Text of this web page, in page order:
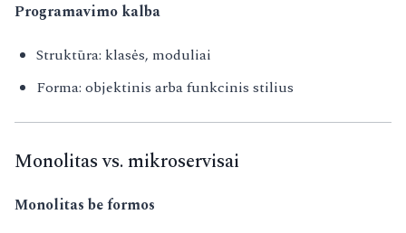
Programavimo kalba
Struktūra: klasės, moduliai
Forma: objektinis arba funkcinis stilius
Monolitas vs. mikroservisai
Monolitas be formos